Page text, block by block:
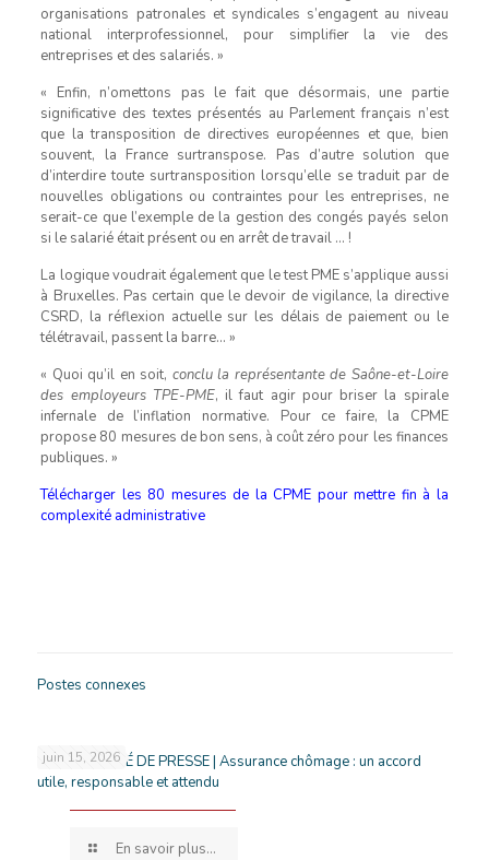
organisations patronales et syndicales s’engagent au niveau
national interprofessionnel, pour simplifier la vie des
entreprises et des salariés. »
« Enfin, n’omettons pas le fait que désormais, une partie
significative des textes présentés au Parlement français n’est
que la transposition de directives européennes et que, bien
souvent, la France surtranspose. Pas d’autre solution que
d’interdire toute surtransposition lorsqu’elle se traduit par de
nouvelles obligations ou contraintes pour les entreprises, ne
serait-ce que l’exemple de la gestion des congés payés selon
si le salarié était présent ou en arrêt de travail … !
La logique voudrait également que le test PME s’applique aussi
à Bruxelles. Pas certain que le devoir de vigilance, la directive
CSRD, la réflexion actuelle sur les délais de paiement ou le
télétravail, passent la barre… »
« Quoi qu’il en soit, conclu la représentante de Saône-et-Loire
des employeurs TPE-PME, il faut agir pour briser la spirale
infernale de l’inflation normative. Pour ce faire, la CPME
propose 80 mesures de bon sens, à coût zéro pour les finances
publiques. »
Télécharger les 80 mesures de la CPME pour mettre fin à la
complexité administrative
Postes connexes
juin 15, 2026
COMMUNIQUÉ DE PRESSE | Assurance chômage : un accord
utile, responsable et attendu
En savoir plus...